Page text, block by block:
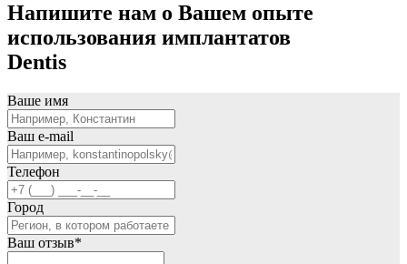
Напишите нам о Вашем опыте
использования имплантатов
Dentis
Ваше имя
Ваш e-mail
Телефон
Город
Ваш отзыв*